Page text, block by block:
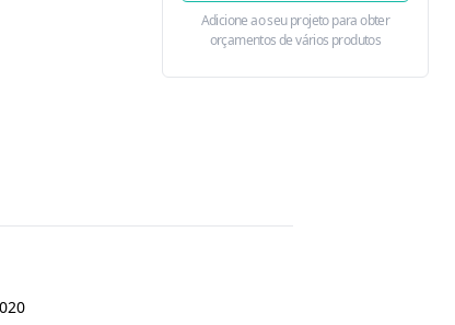
Adicione ao seu projeto para obter
orçamentos de vários produtos